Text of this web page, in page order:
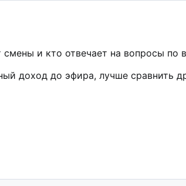
смены и кто отвечает на вопросы по
доход до эфира, лучше сравнить